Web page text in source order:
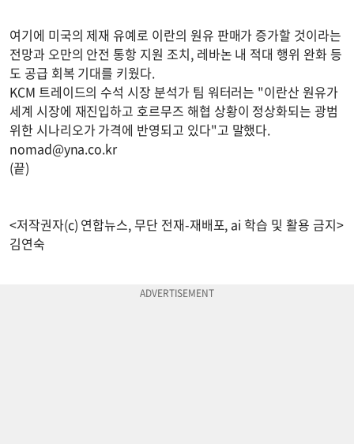
여기에 미국의 제재 유예로 이란의 원유 판매가 증가할 것이라는
전망과 오만의 안전 통항 지원 조치, 레바논 내 적대 행위 완화 등
도 공급 회복 기대를 키웠다.
KCM 트레이드의 수석 시장 분석가 팀 워터러는 "이란산 원유가
세계 시장에 재진입하고 호르무즈 해협 상황이 정상화되는 광범
위한 시나리오가 가격에 반영되고 있다"고 말했다.
nomad@yna.co.kr
(끝)
<저작권자(c) 연합뉴스, 무단 전재-재배포, ai 학습 및 활용 금지>
김연숙